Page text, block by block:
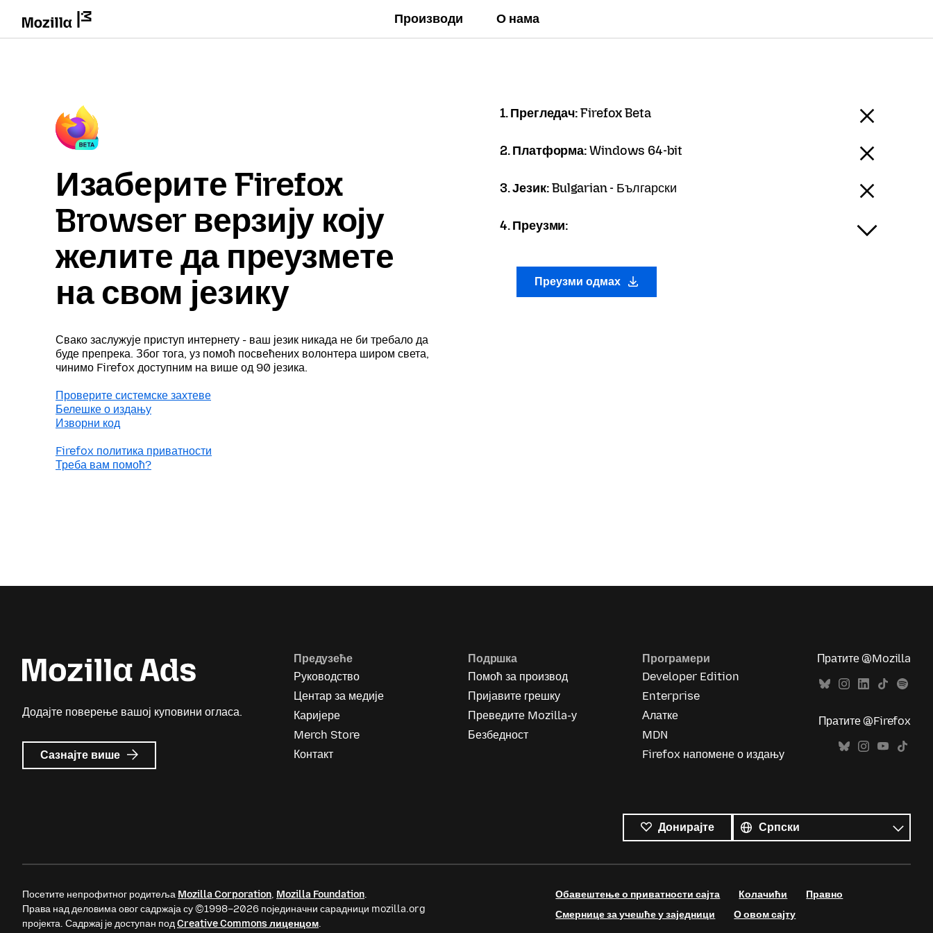
Производи О нама
Изаберите Firefox
Browser верзију коју
желите да преузмете
на свом језику
Свако заслужује приступ интернету - ваш језик никада не би требало да
буде препрека. Због тога, уз помоћ посвећених волонтера широм света,
чинимо Firefox доступним на више од 90 језика.
Проверите системске захтеве
Белешке о издању
Изворни код
Firefox политика приватности
Треба вам помоћ?
1. Прегледач:Firefox Beta
2. Платформа:Windows 64-bit
3. Језик:Bulgarian - Български
4. Преузми:
Преузми одмах
Додајте поверење вашој куповини огласа.
Сазнајте више о
Mozilla
Предузеће
Руководство
Центар за медије
Каријере
Merch Store
Контакт
Подршка
Помоћ за производ
Пријавите грешку
Преведите Mozilla-у
Безбедност
Програмери
Developer Edition
Enterprise
Алатке
MDN
Firefox напомене о издању
Пратите @Mozilla
Пратите @Firefox
Донирајте
језици
Језик
Посетите непрофитног родитеља Mozilla Corporation, Mozilla Foundation.
Права над деловима овог садржаја су ©1998–2026 појединачни сарадници mozilla.org
пројекта. Садржај је доступан подCreative Commons лиценцом.
Обавештење о приватности сајта Колачићи
Правно
Смернице за учешће у заједници
О овом сајту